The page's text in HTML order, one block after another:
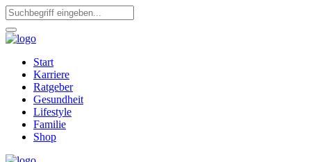
Start
Karriere
Ratgeber
Gesundheit
Lifestyle
Familie
Shop